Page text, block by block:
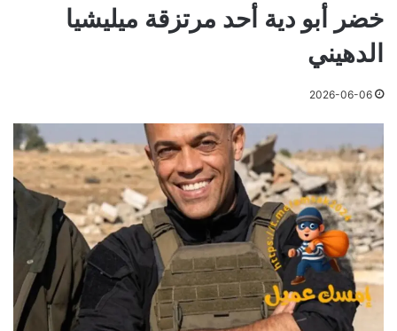
خضر أبو دية أحد مرتزقة ميليشيا
الدهيني
2026-06-06